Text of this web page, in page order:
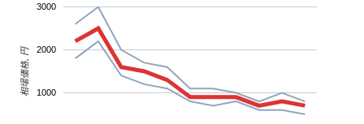
1000
2000
3000
相場価格, 円